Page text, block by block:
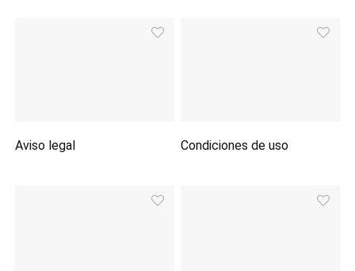
Aviso legal Condiciones de uso